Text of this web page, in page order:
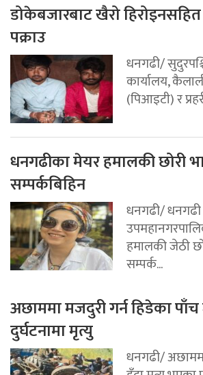
डोकेबजारबाट खैरो
पक्राउ
धनगढी/
कार्यालय,
(पिआइटी) र
धनगढीका मेयर हमालकी छोरी
सम्पर्कबिहिन
धनगढी/ धनगढी
हमालकी जेठी
सम्पर्क...
अछाममा मजदुरी गर्न हिडेका
दुर्घटनामा मृत्यु
धनगढी/